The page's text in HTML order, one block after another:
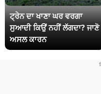
ਟ੍ਰੇਨ ਦਾ ਖਾਣਾ ਘਰ ਵਰਗਾ
ਸੁਆਦੀ ਕਿਉਂ ਨਹੀਂ ਲੱਗਦਾ? ਜਾਣੋ
ਅਸਲ ਕਾਰਨ